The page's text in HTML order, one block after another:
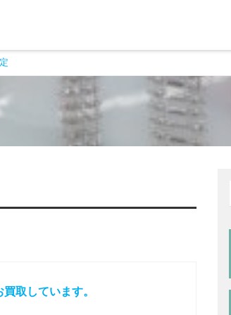
取しています。